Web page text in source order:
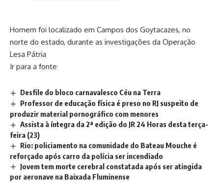
Homem foi localizado em Campos dos Goytacazes, no
norte do estado, durante as investigações da Operação
Lesa Pátria
Ir para a fonte
Desfile do bloco carnavalesco Céu na Terra
Professor de educação física é preso no RJ suspeito de
produzir material pornográfico com menores
Assista à íntegra da 2ª edição do JR 24 Horas desta terça-
feira (23)
Rio: policiamento na comunidade do Bateau Mouche é
reforçado após carro da polícia ser incendiado
Jovem tem morte cerebral constatada após ser atingida
por aeronave na Baixada Fluminense